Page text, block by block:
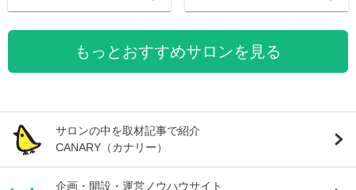
もっとおすすめサロンを見る
サロンの中を取材記事で紹介
CANARY（カナリー）
企画・開設・運営ノウハウサイト